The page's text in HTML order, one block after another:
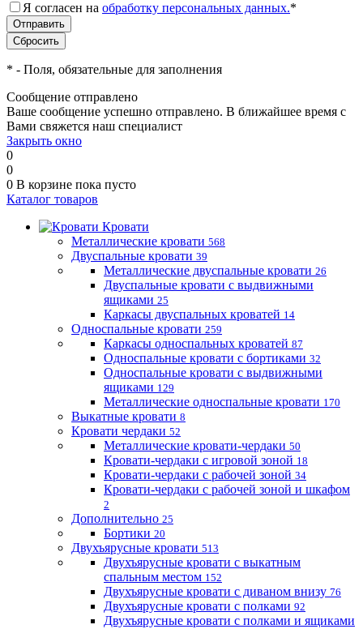
Я согласен на обработку персональных данных.*
* - Поля, обязательные для заполнения
Сообщение отправлено
Ваше сообщение успешно отправлено. В ближайшее время с
Вами свяжется наш специалист
Закрыть окно
0
0
0 В корзине пока пусто
Каталог товаров
Кровати
Металлические кровати 568
Двуспальные кровати 39
Металлические двуспальные кровати 26
Двуспальные кровати с выдвижными
ящиками 25
Каркасы двуспальных кроватей 14
Односпальные кровати 259
Каркасы односпальных кроватей 87
Односпальные кровати с бортиками 32
Односпальные кровати с выдвижными
ящиками 129
Металлические односпальные кровати 170
Выкатные кровати 8
Кровати чердаки 52
Металлические кровати-чердаки 50
Кровати-чердаки с игровой зоной 18
Кровати-чердаки с рабочей зоной 34
Кровати-чердаки с рабочей зоной и шкафом
2
Дополнительно 25
Бортики 20
Двухъярусные кровати 513
Двухъярусные кровати с выкатным
спальным местом 152
Двухъярусные кровати с диваном внизу 76
Двухъярусные кровати с полками 92
Двухъярусные кровати с полками и ящиками